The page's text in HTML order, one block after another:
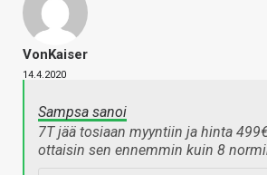
VonKaiser
14.4.2020
Sampsa sanoi
7T jää tosiaan myyntiin ja hinta
ottaisin sen ennemmin kuin 8